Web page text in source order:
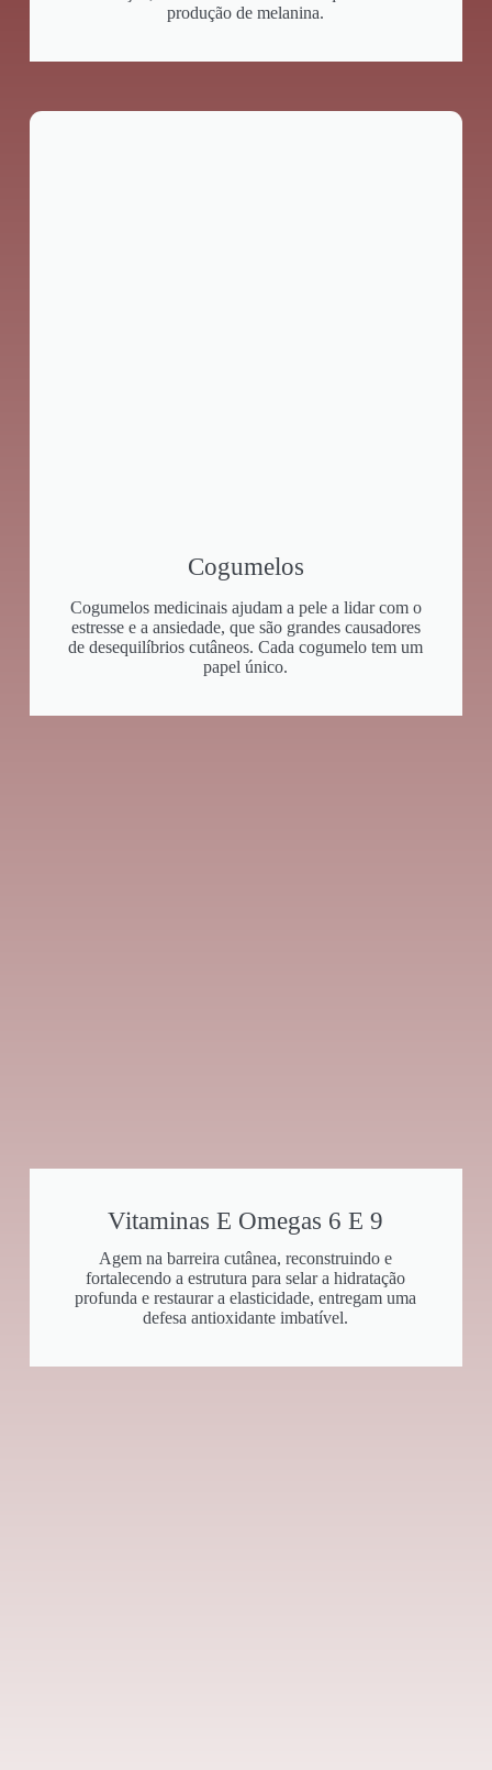
produção de melanina.
Cogumelos
Cogumelos medicinais ajudam a pele a lidar com o
estresse e a ansiedade, que são grandes causadores
de desequilíbrios cutâneos. Cada cogumelo tem um
papel único.
Vitaminas E Omegas 6 E 9
Agem na barreira cutânea, reconstruindo e
fortalecendo a estrutura para selar a hidratação
profunda e restaurar a elasticidade, entregam uma
defesa antioxidante imbatível.